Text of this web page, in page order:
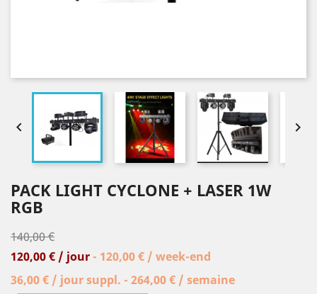
 
PACK LIGHT CYCLONE + LASER 1W
RGB
140,00 €
120,00 € / jour - 120,00 € / week-end
36,00 € / jour suppl. - 264,00 € / semaine